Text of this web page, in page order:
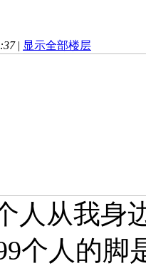
| 显示全部楼层
人从我身
个人的脚